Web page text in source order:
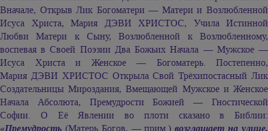
Вначале, Открыв Лик Богоматери — Матери и Возлюбленной
Исуса Христа, Мария ДЭВИ ХРИСТОС, Учила Истинной
Любви Матери к Сыну, Возлюбленной к Возлюбленному,
воспевая в Своей Поэзии Два Божьих Начала — Мужское —
Исуса Христа и Женское — Богоматерь. Постепенно,
Мария ДЭВИ ХРИСТОС Открыла Свой Трёхипостасный Лик
Создательницы Мироздания, Вмещающей Мужское и Женское
Начала Абсолюта, Премудрости Божией — Гностической
Софии. О Её Явлении во плоти сказано в Библии:
«Премудрость (Матерь Богов, — прим.)возглашает на улице,